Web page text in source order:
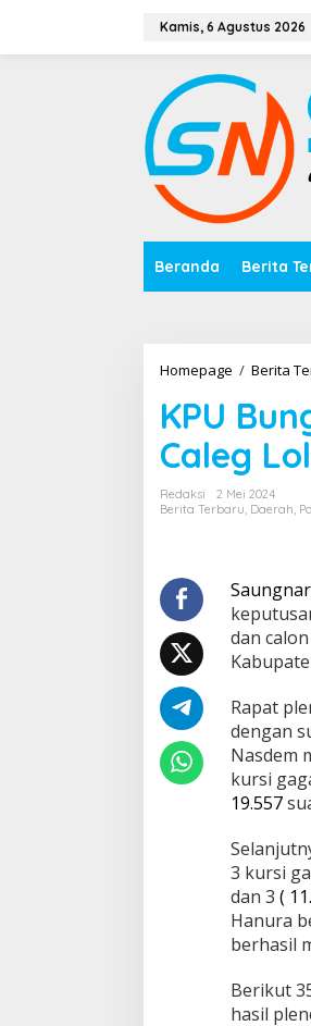
Kamis, 6 Agustus 2026
Beranda Berita
Homepage / Berita
KPU
Caleg
Redaksi
2 Mei 2024
Berita Terbaru, Daerah,
dan
Rapat
dengan
Nasdem
kursi
19.557
3 kursi
dan 3 (
Hanura
berhasil
Berikut
hasil